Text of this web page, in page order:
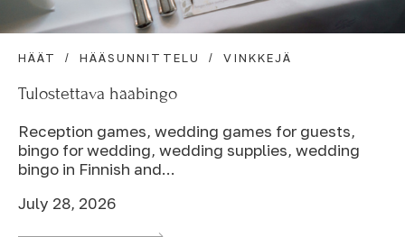
HÄÄT HÄÄSUNNITTELU VINKKEJÄ
Tulostettava hääbingo
Reception games, wedding games for guests,
bingo for wedding, wedding supplies, wedding
bingo in Finnish and...
July 28, 2026